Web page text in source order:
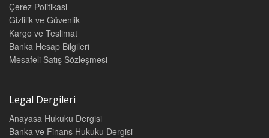
Çerez Politikasi
Gizlilik ve Güvenlik
Kargo ve Teslimat
Banka Hesap Bilgileri
Mesafeli Satış Sözleşmesi
Legal Dergileri
Anayasa Hukuku Dergisi
Banka ve Finans Hukuku Dergisi